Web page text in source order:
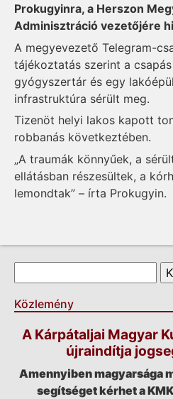
Prokugyinra, a Herszon
Adminisztráció vezetőjére
A megyevezető Telegram-
tájékoztatás szerint a
gyógyszertár és egy
infrastruktúra sérült meg.
Tizenöt helyi lakos kapott
robbanás következtében.
„A traumák könnyűek, a
ellátásban részesültek, a
lemondtak” – írta Prokugyin.
Keresés űrlap
Keresés
Közlemény
A Kárpátaljai Magyar
újraindítja
Amennyiben magyarsága
segítséget kérhet a